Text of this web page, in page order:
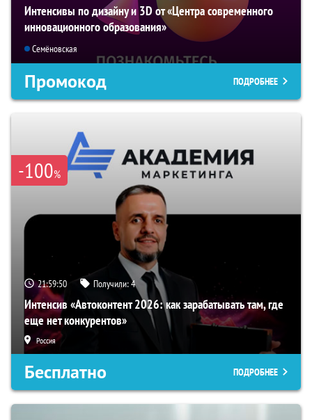
Интенсивы по дизайну и 3D от «Центра современного
инновационного образования»
Семёновская
Промокод ПОДРОБНЕЕ
-100%
21:59:49 Получили:4
Интенсив «Автоконтент 2026: как зарабатывать там, где
еще нет конкурентов»
Россия
Бесплатно ПОДРОБНЕЕ